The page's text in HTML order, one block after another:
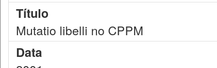
Título
Mutatio libelli no CPPM
Data